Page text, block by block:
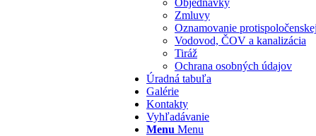
Objednávky
Zmluvy
Oznamovanie
Vodovod, ČOV a kanalizácia
Tiráž
Ochrana osobných údajov
Úradná tabuľa
Galérie
Kontakty
Vyhľadávanie
Menu Menu